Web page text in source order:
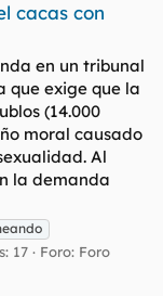
cacas con
en un tribunal
que exige que la
(14.000
moral causado
Al
la demanda
17 Foro: Foro